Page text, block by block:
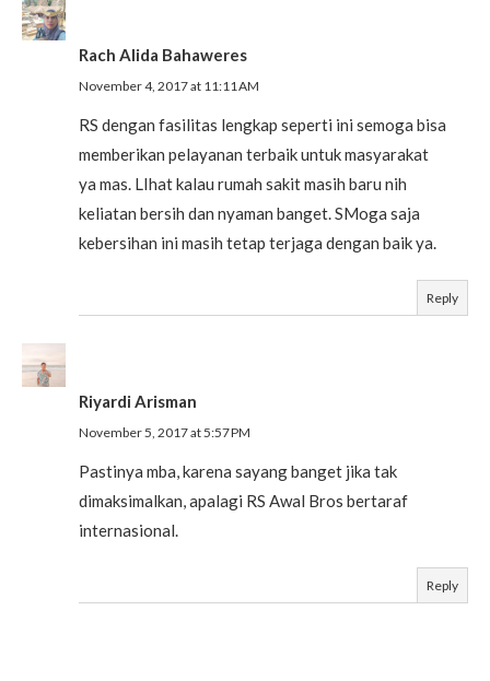
Rach Alida Bahaweres
November 4, 2017 at 11:11 AM
RS dengan fasilitas lengkap seperti ini semoga bisa
memberikan pelayanan terbaik untuk masyarakat
ya mas. LIhat kalau rumah sakit masih baru nih
keliatan bersih dan nyaman banget. SMoga saja
kebersihan ini masih tetap terjaga dengan baik ya.
Reply
Riyardi Arisman
November 5, 2017 at 5:57 PM
Pastinya mba, karena sayang banget jika tak
dimaksimalkan, apalagi RS Awal Bros bertaraf
internasional.
Reply